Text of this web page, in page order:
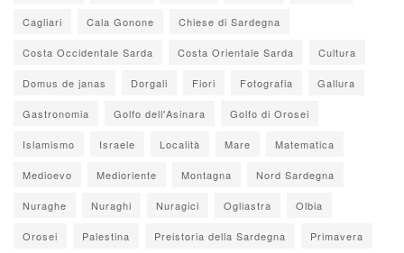
Cagliari Cala Gonone Chiese di Sardegna
Costa Occidentale Sarda Costa Orientale Sarda Cultura
Domus de janas Dorgali Fiori Fotografia Gallura
Gastronomia Golfo dell'Asinara Golfo di Orosei
Islamismo Israele Località Mare Matematica
Medioevo Medioriente Montagna Nord Sardegna
Nuraghe Nuraghi Nuragici Ogliastra Olbia
Orosei Palestina Preistoria della Sardegna Primavera